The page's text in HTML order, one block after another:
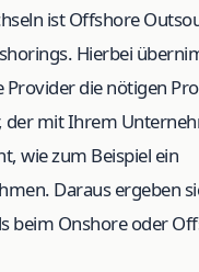
ist Offshore
Hierbei
Provider die nötigen
der mit Ihrem
wie zum Beispiel ein
Daraus ergeben
beim Onshore oder